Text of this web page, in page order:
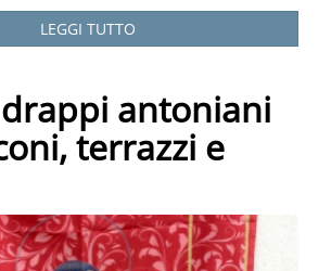
LEGGI TUTTO
antoniani
terrazzi e